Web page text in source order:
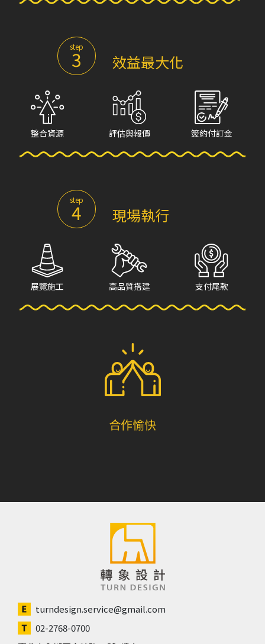
step
3 效益最大化
整合資源 評估與報價 簽約付訂金
step
4 現場執行
展覽施工 高品質搭建 支付尾款
合作愉快
turndesign.service@gmail.com
02-2768-0700